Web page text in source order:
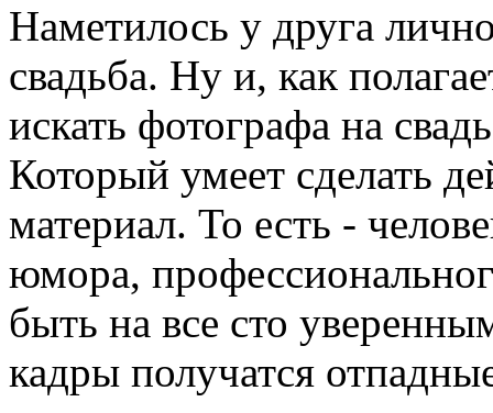
Наметилось у друга
свадьба. Ну и, как
искать фотографа на
Который умеет сделать
материал. То есть -
юмора,
быть на все сто
кадры получатся